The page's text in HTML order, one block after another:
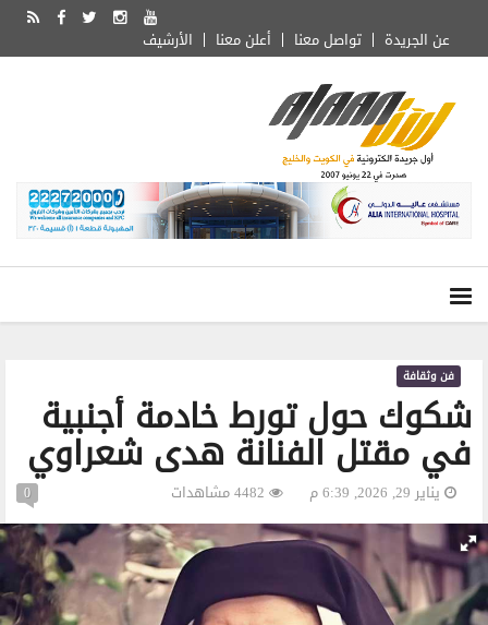
الأرشيف أعلن معنا تواصل معنا عن الجريدة
شكوك حول تورط خادمة أجنبية
في مقتل الفنانة هدى شعراوي
فن وثقافة
يناير 29, 2026, 6:39 م 0